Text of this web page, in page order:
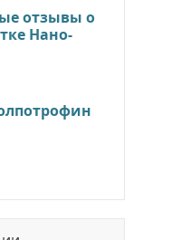
отзывы о
Нано-